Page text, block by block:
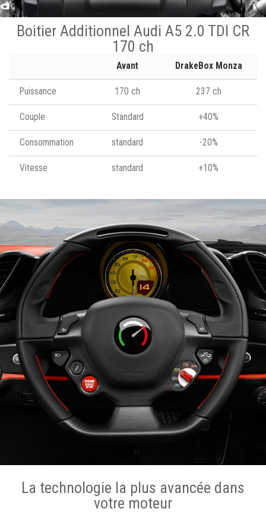
Boitier Additionnel Audi A5 2.0 TDI CR
170 ch
Avant DrakeBox Monza
Puissance 170 ch 237 ch
Couple Standard +40%
Consommation standard -20%
Vitesse standard +10%
La technologie la plus avancée dans
votre moteur